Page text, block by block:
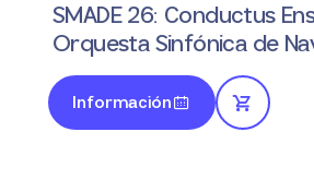
SMADE 26: Conductus
Orquesta Sinfónica de
Información